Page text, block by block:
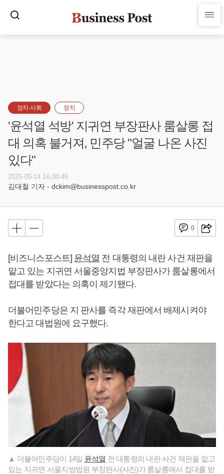
정치·사회 정치
'윤석열 석방' 지귀연 부장판사 룸살롱 접
대 의혹 불거져, 민주당 "얼굴 나온 사진
있다"
2025-05-14 16:00:45
김대철 기자 - dckim@businesspost.co.kr
0
[비즈니스포스트] 윤석열 전 대통령의 내란 사건 재판을
맡고 있는 지귀연 서울중앙지법 부장판사가 룸살롱에서
접대를 받았다는 의혹이 제기됐다.
더불어민주당은 지 판사를 즉각 재판에서 배제시켜야
한다고 대법원에 요구했다.
▲ 더불어민주당이 14일 윤석열 전 대통령의 내란 사건 재판을 맡고
있는 지귀연 서울지방법원 부장판사(사진)가 룸살롱에서 접대를 받